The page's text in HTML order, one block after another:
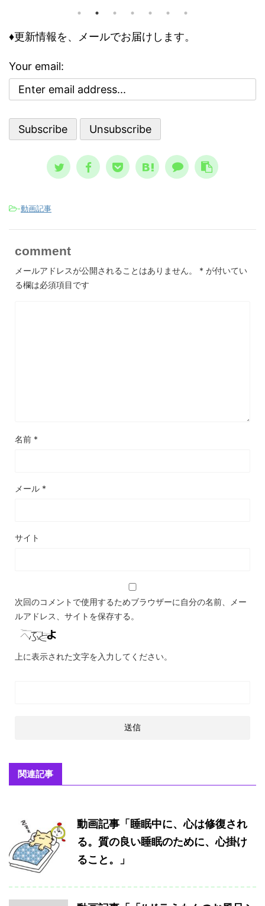
う評
気分
な自
今回
自
自分
が、共通するのは精神トーンの問題で
に取り組む前に、基本の大枠として知
クが高まる３つの精神状態 人は、ど
ういう時に自殺に至るのか？ その精
神状態を詳しく知っておくのは、周囲
なりません。 一般的に広まっている
ノウハウ ...
亡シ
♦更新情報を、メールでお届けします。
Your email:
-動画記事
comment
メールアドレスが公開されることはありません。 * が付いてい
る欄は必須項目です
名前 *
メール *
サイト
次回のコメントで使用するためブラウザーに自分の名前、メー
ルアドレス、サイトを保存する。
上に表示された文字を入力してください。
関連記事
動画記事「睡眠中に、心は修復され
る。質の良い睡眠のために、心掛け
ること。」